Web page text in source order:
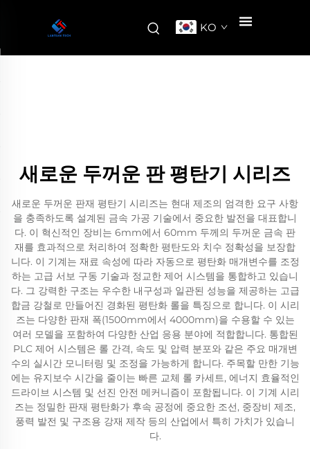
KO
새로운 두꺼운 판 평탄기 시리즈
새로운 두꺼운 판재 평탄기 시리즈는 현대 제조의 엄격한 요구 사항
을 충족하도록 설계된 금속 가공 기술에서 중요한 발전을 대표합니
다. 이 혁신적인 장비는 6mm에서 60mm 두께의 두꺼운 금속 판
재를 효과적으로 처리하여 정확한 평탄도와 치수 정확성을 보장합
니다. 이 기계는 재료 속성에 따라 자동으로 평탄화 매개변수를 조정
하는 고급 서보 구동 기술과 정교한 제어 시스템을 통합하고 있습니
다. 그 강력한 구조는 우수한 내구성과 일관된 성능을 제공하는 고급
합금 강철로 만들어진 경화된 평탄화 롤을 특징으로 합니다. 이 시리
즈는 다양한 판재 폭(1500mm에서 4000mm)을 수용할 수 있는
여러 모델을 포함하여 다양한 산업 응용 분야에 적합합니다. 통합된
PLC 제어 시스템은 롤 간격, 속도 및 압력 분포와 같은 주요 매개변
수의 실시간 모니터링 및 조정을 가능하게 합니다. 주목할 만한 기능
에는 유지보수 시간을 줄이는 빠른 교체 롤 카세트, 에너지 효율적인
드라이브 시스템 및 선진 안전 메커니즘이 포함됩니다. 이 기계 시리
즈는 정밀한 판재 평탄화가 후속 공정에 중요한 조선, 중장비 제조,
풍력 발전 및 구조용 강재 제작 등의 산업에서 특히 가치가 있습니
다.